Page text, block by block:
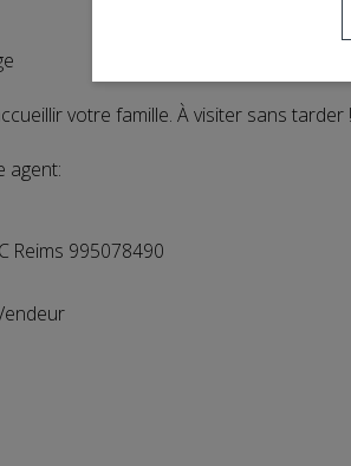
votre famille. À visiter sans tarder !
agent:
Reims 995078490